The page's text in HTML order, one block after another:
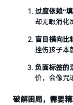
过度依赖“
却无暇消化
盲目横向比
挫伤孩子本
负面标签的
价，会像咒
破解困局，需要